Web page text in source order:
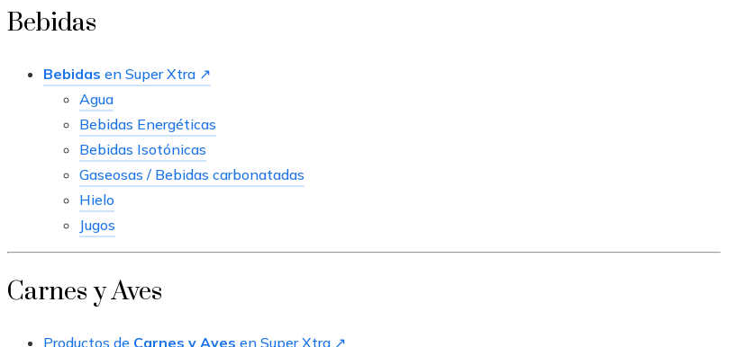
Bebidas
Bebidas en Super Xtra ↗
Agua
Bebidas Energéticas
Bebidas Isotónicas
Gaseosas / Bebidas carbonatadas
Hielo
Jugos
Carnes y Aves
Productos de Carnes y Aves en Super Xtra ↗